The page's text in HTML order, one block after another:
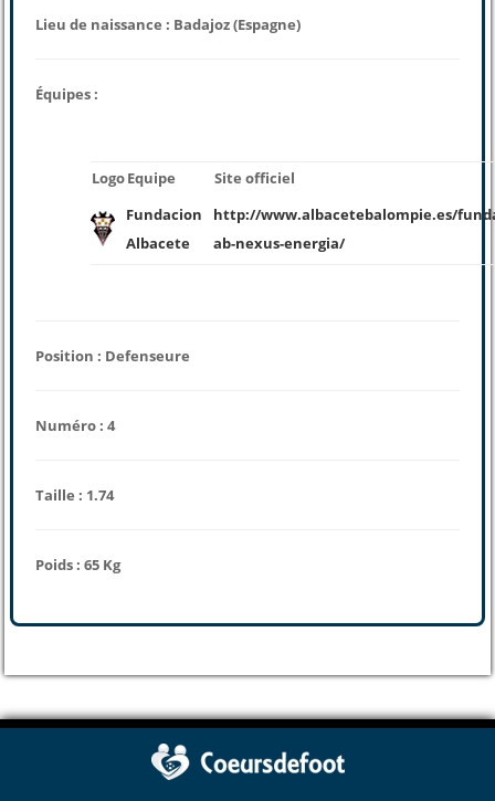
Lieu de naissance : Badajoz (Espagne)
Équipes :
LogoEquipe
Site officiel
Fundacion
Albacete
http://www.albacetebalompie.es/
ab-nexus-energia/
Position : Defenseure
Numéro : 4
Taille : 1.74
Poids : 65 Kg